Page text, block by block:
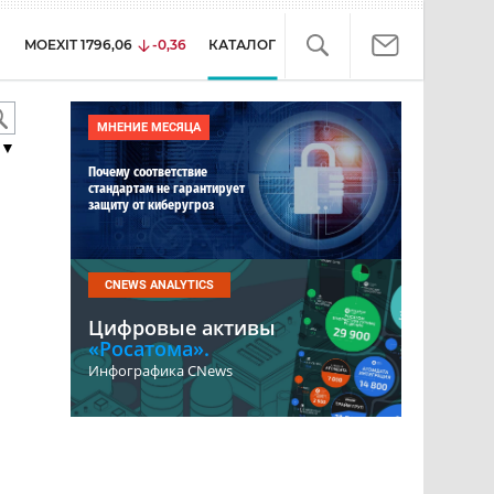
MOEXIT 1796,06 -0,36 КАТАЛОГ
МНЕНИЕ МЕСЯЦА
Почему соответствие
стандартам не гарантирует
защиту от киберугроз
CNEWS ANALYTICS
Цифровые активы
«Росатома».
Инфографика CNews